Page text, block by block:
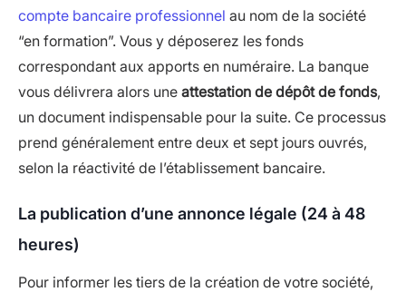
compte bancaire professionnel au nom de la société
“en formation”. Vous y déposerez les fonds
correspondant aux apports en numéraire. La banque
vous délivrera alors une attestation de dépôt de fonds,
un document indispensable pour la suite. Ce processus
prend généralement entre deux et sept jours ouvrés,
selon la réactivité de l’établissement bancaire.
La publication d’une annonce légale (24 à 48
heures)
Pour informer les tiers de la création de votre société,